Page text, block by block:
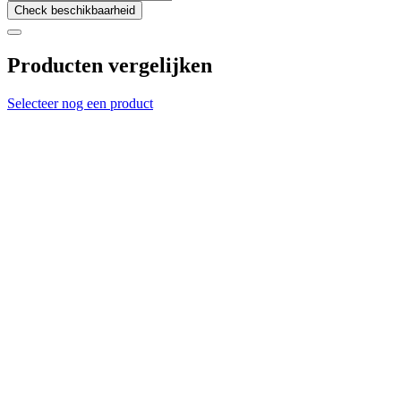
Check beschikbaarheid
Producten vergelijken
Selecteer nog een product